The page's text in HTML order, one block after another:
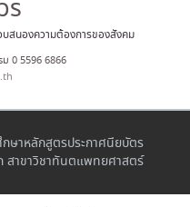
ร
สนองความต้องการของสังคม
ม 0 5596 6866
ษาหลักสูตรประกาศนียบัตร
าขาวิชาทันตแพทยศาสตร์